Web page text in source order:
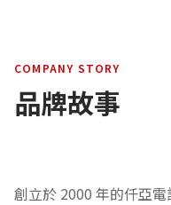
COMPANY STORY
品牌故事
創立於 2000 年的仟亞